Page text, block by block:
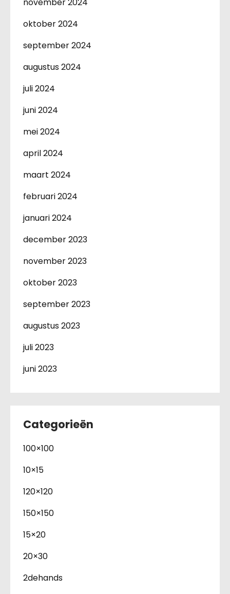
oktober 2024
september 2024
augustus 2024
juli 2024
juni 2024
mei 2024
april 2024
maart 2024
februari 2024
januari 2024
december 2023
november 2023
oktober 2023
september 2023
augustus 2023
juli 2023
juni 2023
Categorieën
100×100
10×15
120×120
150×150
15×20
20×30
2dehands